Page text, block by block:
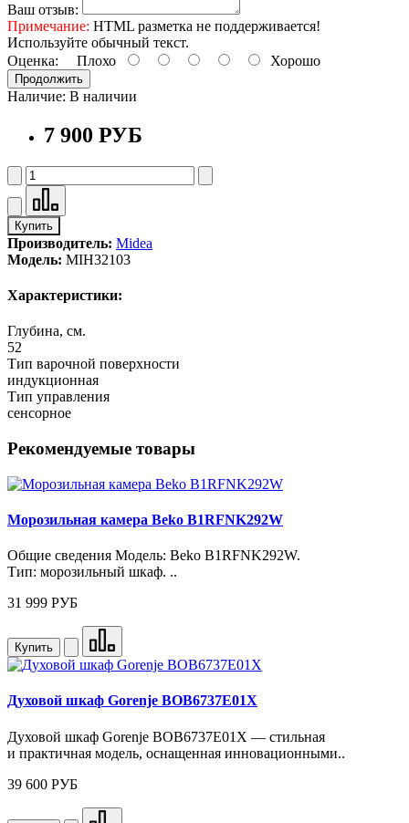
Ваш отзыв:
Примечание: HTML разметка не поддерживается!
Используйте обычный текст.
Оценка: Плохо Хорошо
Продолжить
Наличие: В наличии
7 900 РУБ
Купить
Производитель: Midea
Модель: MIH32103
Характеристики:
Глубина, см.
52
Тип варочной поверхности
индукционная
Тип управления
сенсорное
Рекомендуемые товары
Морозильная камера Beko B1RFNK292W
Общие сведения Модель: Beko B1RFNK292W.
Тип: морозильный шкаф. ..
31 999 РУБ
Купить
Духовой шкаф Gorenje BOB6737E01X
Духовой шкаф Gorenje BOB6737E01X — стильная
и практичная модель, оснащенная инновационными..
39 600 РУБ